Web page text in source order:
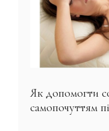
Як допомогти
самопочуттям